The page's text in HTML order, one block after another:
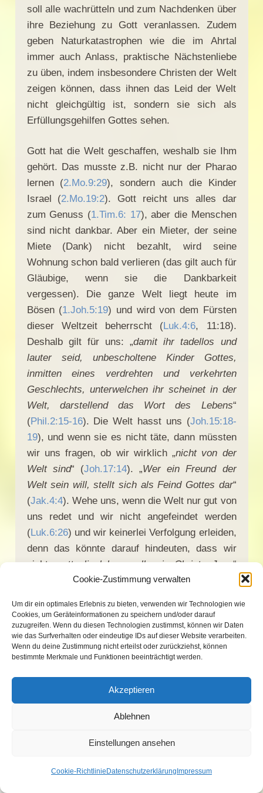
Cookie-Zustimmung verwalten
Um dir ein optimales Erlebnis zu bieten, verwenden wir Technologien wie
Cookies, um Geräteinformationen zu speichern und/oder darauf
zuzugreifen. Wenn du diesen Technologien zustimmst, können wir Daten
wie das Surfverhalten oder eindeutige IDs auf dieser Website verarbeiten.
Wenn du deine Zustimmung nicht erteilst oder zurückziehst, können
bestimmte Merkmale und Funktionen beeinträchtigt werden.
Akzeptieren
Ablehnen
Einstellungen ansehen
Cookie-RichtlinieDatenschutzerklärungImpressum
soll alle wachrütteln und zum Nachdenken über
ihre Beziehung zu Gott veranlassen. Zudem
geben Naturkatastrophen wie die im Ahrtal
immer auch Anlass, praktische Nächstenliebe
zu üben, indem insbesondere Christen der Welt
zeigen können, dass ihnen das Leid der Welt
nicht gleichgültig ist, sondern sie sich als
Erfüllungsgehilfen Gottes sehen.
Gott hat die Welt geschaffen, weshalb sie Ihm
gehört. Das musste z.B. nicht nur der Pharao
lernen (2.Mo.9:29), sondern auch die Kinder
Israel (2.Mo.19:2). Gott reicht uns alles dar
zum Genuss (1.Tim.6: 17), aber die Menschen
sind nicht dankbar. Aber ein Mieter, der seine
Miete (Dank) nicht bezahlt, wird seine
Wohnung schon bald verlieren (das gilt auch für
Gläubige, wenn sie die Dankbarkeit
vergessen). Die ganze Welt liegt heute im
Bösen (1.Joh.5:19) und wird von dem Fürsten
dieser Weltzeit beherrscht (Luk.4:6, 11:18).
Deshalb gilt für uns: „damit ihr tadellos und
lauter seid, unbescholtene Kinder Gottes,
inmitten eines verdrehten und verkehrten
Geschlechts, unterwelchen ihr scheinet in der
Welt, darstellend das Wort des Lebens“
(Phil.2:15-16). Die Welt hasst uns (Joh.15:18-
19), und wenn sie es nicht täte, dann müssten
wir uns fragen, ob wir wirklich „nicht von der
Welt sind“ (Joh.17:14). „Wer ein Freund der
Welt sein will, stellt sich als Feind Gottes dar“
(Jak.4:4). Wehe uns, wenn die Welt nur gut von
uns redet und wir nicht angefeindet werden
(Luk.6:26) und wir keinerlei Verfolgung erleiden,
denn das könnte darauf hindeuten, dass wir
nicht „gottselig leben wollen in Christo Jesu“
2.Tim.3:12)!
Das obige Wort in1.Joh.2:15-17ist sehr ernst,
zumal es uns daran erinnert, dass wir Gott sehr
betrüben, wenn wir uns noch immer in jener
„Welt“ wohlfühlen, die Gott einfach ignoriert und
Seine Gebote verachtet. Die „Liebe des Vaters“
(oder die Liebe zum Vater) sollte in uns
eigentlich eine Abscheu bewirken vor allem,
was uns von einem Leben mit Gott abhält.
Welche Gemeinschaft hat Licht mit
Demas hatte bekanntlich „den jetzigen Zeitlauf